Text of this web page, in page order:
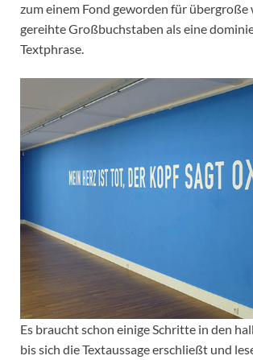
zum einem Fond geworden für übergroße
gereihte Großbuchstaben als eine
Textphrase.
Es braucht schon einige Schritte in den
bis sich die Textaussage erschließt und